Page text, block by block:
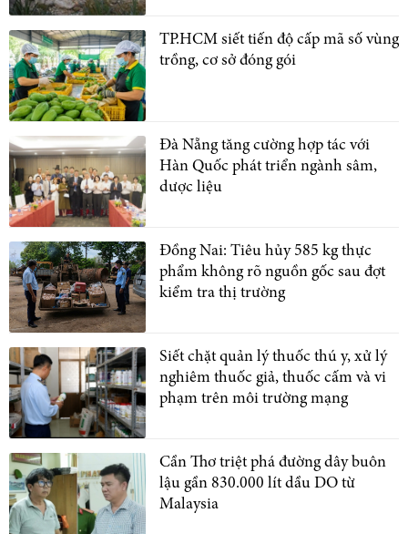
TP.HCM siết tiến độ cấp mã số vùng
trồng, cơ sở đóng gói
Đà Nẵng tăng cường hợp tác với
Hàn Quốc phát triển ngành sâm,
dược liệu
Đồng Nai: Tiêu hủy 585 kg thực
phẩm không rõ nguồn gốc sau đợt
kiểm tra thị trường
Siết chặt quản lý thuốc thú y, xử lý
nghiêm thuốc giả, thuốc cấm và vi
phạm trên môi trường mạng
Cần Thơ triệt phá đường dây buôn
lậu gần 830.000 lít dầu DO từ
Malaysia